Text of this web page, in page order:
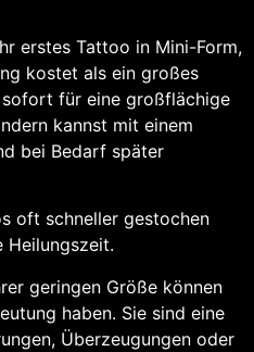
erstes Tattoo in Mini-Form,
kostet als ein großes
für eine großflächige
kannst mit einem
bei Bedarf später
oft schneller gestochen
Heilungszeit.
geringen Größe können
haben. Sie sind eine
Überzeugungen oder